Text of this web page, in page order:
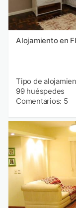
Alojamiento en
Tipo de
99 huéspedes
Comentarios: 5